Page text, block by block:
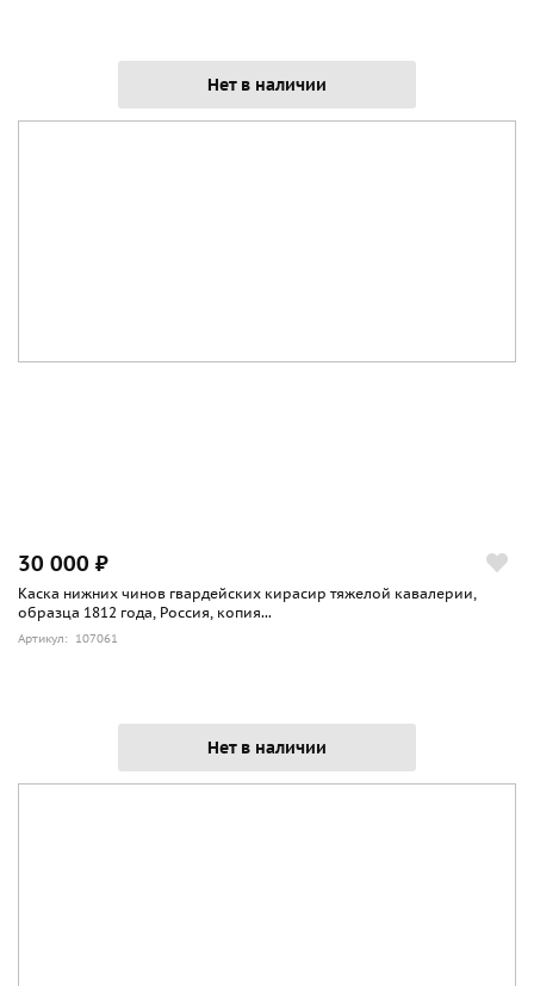
Нет в наличии
30 000 ₽
Каска нижних чинов гвардейских кирасир тяжелой кавалерии,
образца 1812 года, Россия, копия...
Артикул: 107061
Нет в наличии